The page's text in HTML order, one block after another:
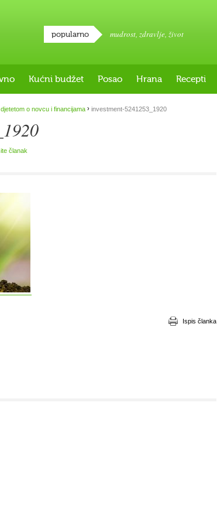
popularno mudrost, zdravlje, život
Kućni budžet Posao Hrana Recepti
o novcu i financijama › investment-5241253_1920
članak
Ispis članka